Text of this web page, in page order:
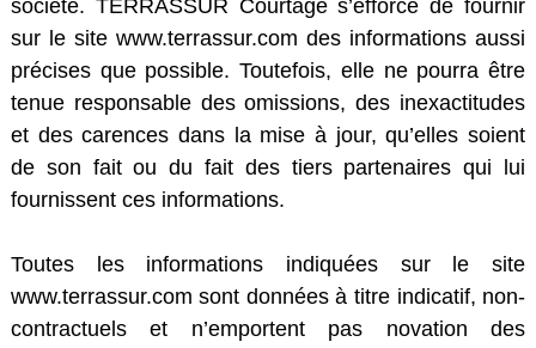
société. TERRASSUR Courtage s’efforce de fournir
sur le site www.terrassur.com des informations aussi
précises que possible. Toutefois, elle ne pourra être
tenue responsable des omissions, des inexactitudes
et des carences dans la mise à jour, qu’elles soient
de son fait ou du fait des tiers partenaires qui lui
fournissent ces informations.
Toutes les informations indiquées sur le site
www.terrassur.com sont données à titre indicatif, non-
contractuels et n’emportent pas novation des